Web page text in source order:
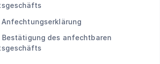
Anfechtungserklärung
Bestätigung des anfechtbaren